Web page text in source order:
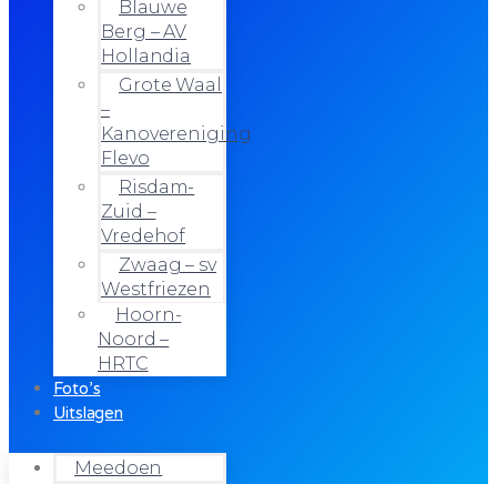
Blauwe
Berg – AV
Hollandia
Grote Waal
–
Kanovereniging
Flevo
Risdam-
Zuid –
Vredehof
Zwaag – sv
Westfriezen
Hoorn-
Noord –
HRTC
Foto’s
Uitslagen
Meedoen